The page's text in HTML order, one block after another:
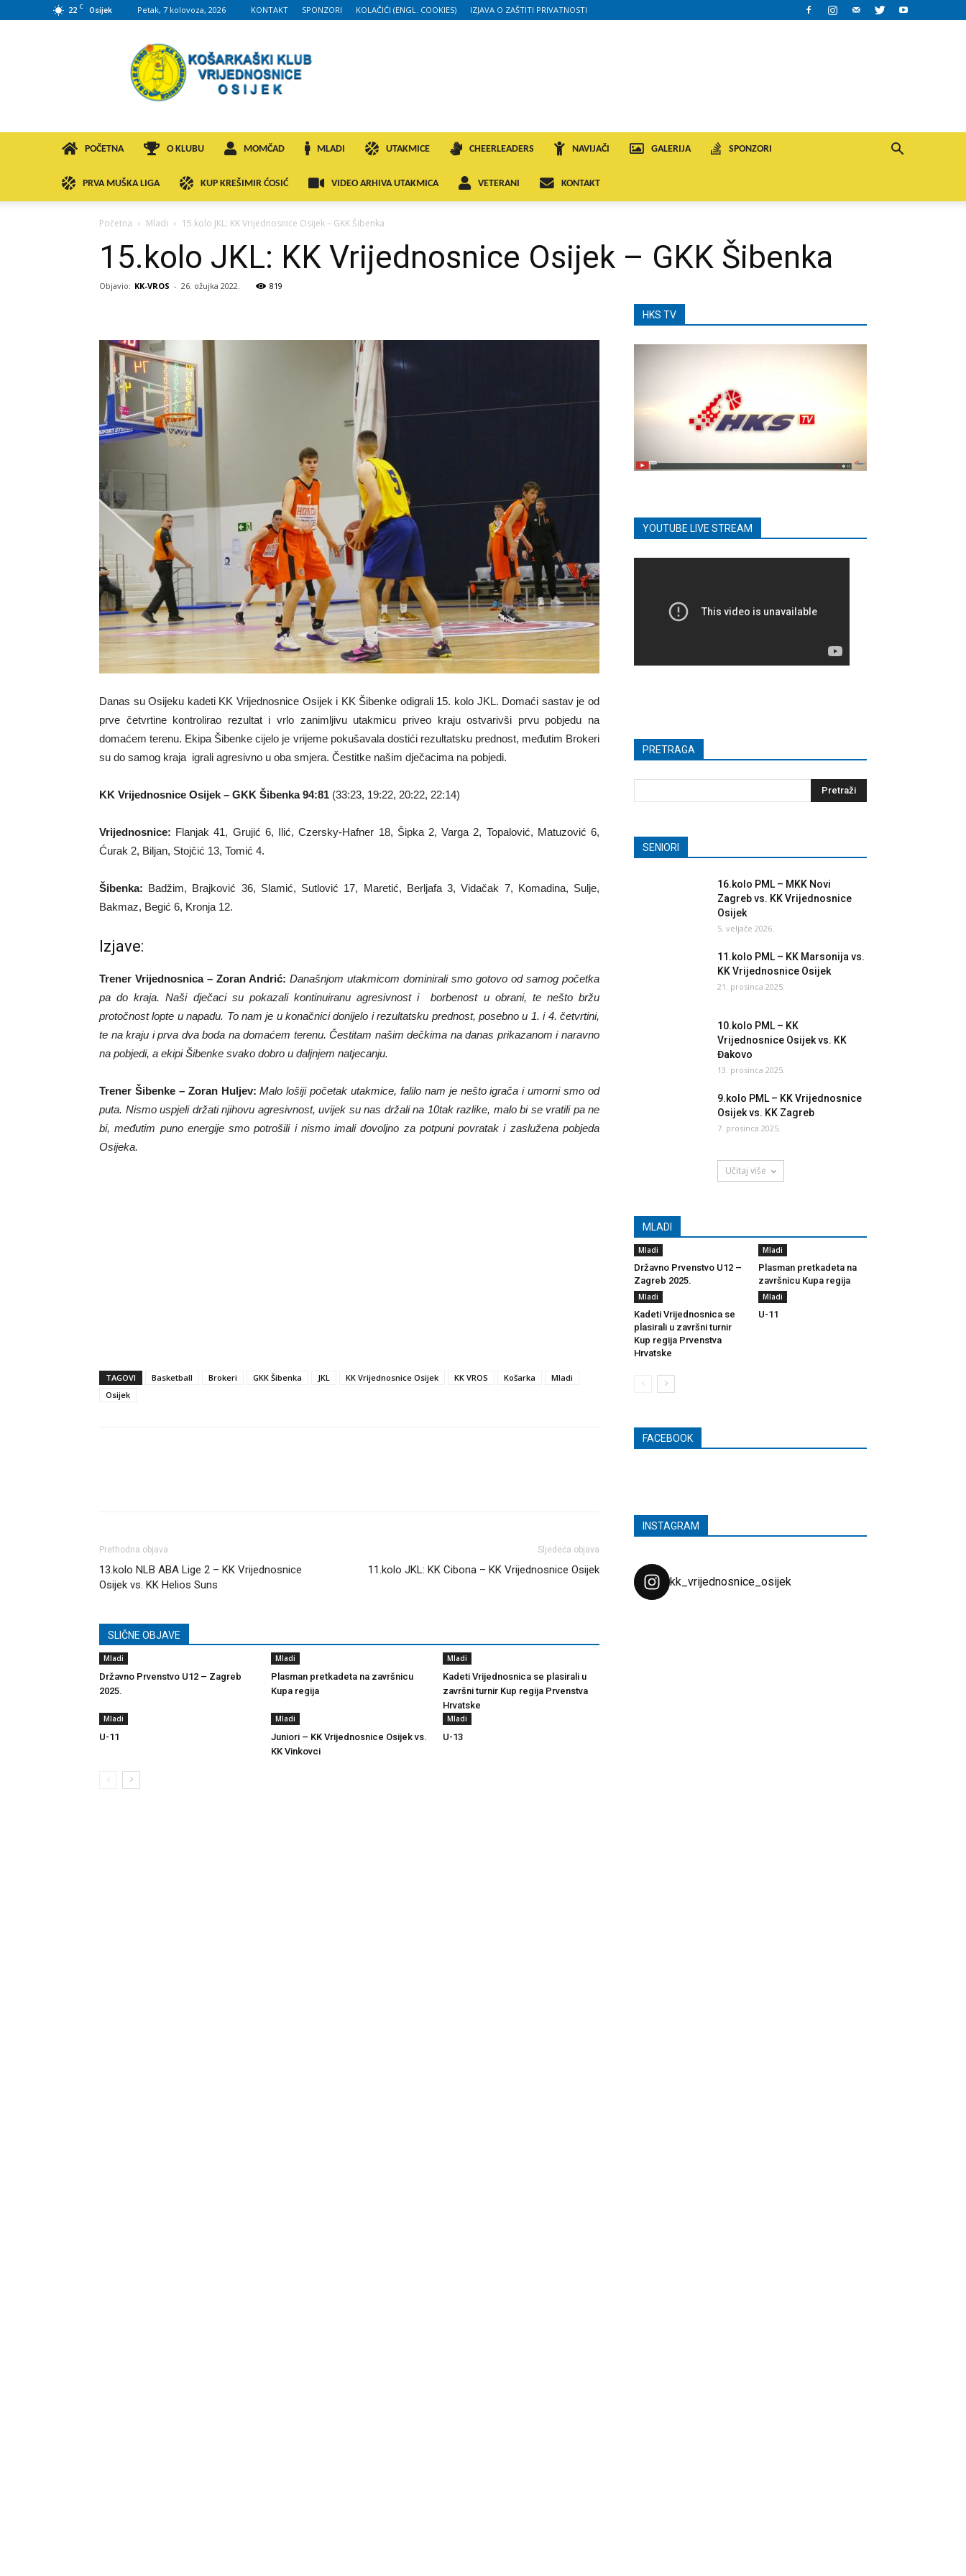
22 C Osijek Petak, 7 kolovoza, 2026 KONTAKT SPONZORI KOLAČIĆI (ENGL. COOKIES) IZJAVA O ZAŠTITI PRIVATNOSTI
KK
VROS
POČETNA O KLUBU MOMČAD MLADI UTAKMICE CHEERLEADERS NAVIJAČI GALERIJA SPONZORI
PRVA MUŠKA LIGA KUP KREŠIMIR ĆOSIĆ VIDEO ARHIVA UTAKMICA VETERANI KONTAKT
Početna Mladi 15.kolo JKL: KK Vrijednosnice Osijek – GKK Šibenka
15.kolo JKL: KK Vrijednosnice Osijek – GKK Šibenka
Objavio: KK-VROS - 26. ožujka 2022. 819
Danas su Osijeku kadeti KK Vrijednosnice Osijek i KK Šibenke odigrali 15. kolo JKL. Domaći sastav je od
prve četvrtine kontrolirao rezultat i vrlo zanimljivu utakmicu priveo kraju ostvarivši prvu pobjedu na
domaćem terenu. Ekipa Šibenke cijelo je vrijeme pokušavala dostići rezultatsku prednost, međutim Brokeri
su do samog kraja igrali agresivno u oba smjera. Čestitke našim dječacima na pobjedi.
KK Vrijednosnice Osijek – GKK Šibenka 94:81 (33:23, 19:22, 20:22, 22:14)
Vrijednosnice: Flanjak 41, Grujić 6, Ilić, Czersky-Hafner 18, Šipka 2, Varga 2, Topalović, Matuzović 6,
Ćurak 2, Biljan, Stojčić 13, Tomić 4.
Šibenka: Badžim, Brajković 36, Slamić, Sutlović 17, Maretić, Berljafa 3, Vidačak 7, Komadina, Sulje,
Bakmaz, Begić 6, Kronja 12.
Izjave:
Trener Vrijednosnica – Zoran Andrić: Današnjom utakmicom dominirali smo gotovo od samog početka
pa do kraja. Naši dječaci su pokazali kontinuiranu agresivnost i borbenost u obrani, te nešto bržu
protočnost lopte u napadu. To nam je u konačnici donijelo i rezultatsku prednost, posebno u 1. i 4. četvrtini,
te na kraju i prva dva boda na domaćem terenu. Čestitam našim dečkima na danas prikazanom i naravno
na pobjedi, a ekipi Šibenke svako dobro u daljnjem natjecanju.
Trener Šibenke – Zoran Huljev: Malo lošiji početak utakmice, falilo nam je nešto igrača i umorni smo od
puta. Nismo uspjeli držati njihovu agresivnost, uvijek su nas držali na 10tak razlike, malo bi se vratili pa ne
bi, međutim puno energije smo potrošili i nismo imali dovoljno za potpuni povratak i zaslužena pobjeda
Osijeka.
TAGOVI Basketball Brokeri GKK Šibenka JKL KK Vrijednosnice Osijek KK VROS Košarka
Mladi
Osijek
Prethodna objava
13.kolo NLB ABA Lige 2 – KK Vrijednosnice
Osijek vs. KK Helios Suns
Sljedeća objava
11.kolo JKL: KK Cibona – KK Vrijednosnice Osijek
SLIČNE OBJAVE
Mladi
Državno Prvenstvo U12 – Zagreb
2025.
Mladi
Plasman pretkadeta na završnicu
Kupa regija
Mladi
Kadeti Vrijednosnica se plasirali u
završni turnir Kup regija Prvenstva
Hrvatske
Mladi
U-11
Mladi
Juniori – KK Vrijednosnice Osijek vs.
KK Vinkovci
Mladi
U-13
HKS TV
YOUTUBE LIVE STREAM
PRETRAGA
SENIORI
16.kolo PML – MKK Novi
Zagreb vs. KK Vrijednosnice
Osijek
5. veljače 2026.
11.kolo PML – KK Marsonija vs.
KK Vrijednosnice Osijek
21. prosinca 2025.
10.kolo PML – KK
Vrijednosnice Osijek vs. KK
Đakovo
13. prosinca 2025.
9.kolo PML – KK Vrijednosnice
Osijek vs. KK Zagreb
7. prosinca 2025.
Učitaj više
MLADI
Mladi
Državno Prvenstvo U12 –
Zagreb 2025.
Mladi
Plasman pretkadeta na
završnicu Kupa regija
Mladi
Kadeti Vrijednosnica se
plasirali u završni turnir
Kup regija Prvenstva
Hrvatske
Mladi
U-11
FACEBOOK
INSTAGRAM
kk_vrijednosnice_osijek